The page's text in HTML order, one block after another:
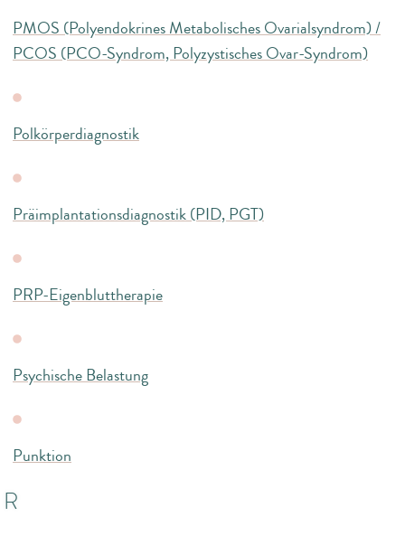
PMOS (Polyendokrines Metabolisches Ovarialsyndrom) /
PCOS (PCO-Syndrom, Polyzystisches Ovar-Syndrom)
Polkörperdiagnostik
Präimplantationsdiagnostik (PID, PGT)
PRP-Eigenbluttherapie
Psychische Belastung
Punktion
R